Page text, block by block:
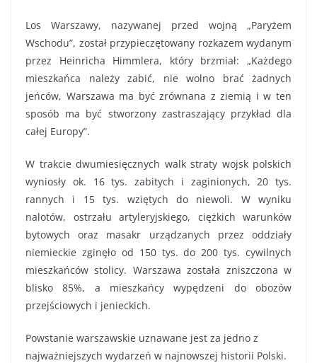
Los Warszawy, nazywanej przed wojną „Paryżem
Wschodu”, został przypieczętowany rozkazem wydanym
przez Heinricha Himmlera, który brzmiał: „Każdego
mieszkańca należy zabić, nie wolno brać żadnych
jeńców, Warszawa ma być zrównana z ziemią i w ten
sposób ma być stworzony zastraszający przykład dla
całej Europy”.
W trakcie dwumiesięcznych walk straty wojsk polskich
wyniosły ok. 16 tys. zabitych i zaginionych, 20 tys.
rannych i 15 tys. wziętych do niewoli. W wyniku
nalotów, ostrzału artyleryjskiego, ciężkich warunków
bytowych oraz masakr urządzanych przez oddziały
niemieckie zginęło od 150 tys. do 200 tys. cywilnych
mieszkańców stolicy. Warszawa została zniszczona w
blisko 85%, a mieszkańcy wypędzeni do obozów
przejściowych i jenieckich.
Powstanie warszawskie uznawane jest za jedno z
najważniejszych wydarzeń w najnowszej historii Polski.